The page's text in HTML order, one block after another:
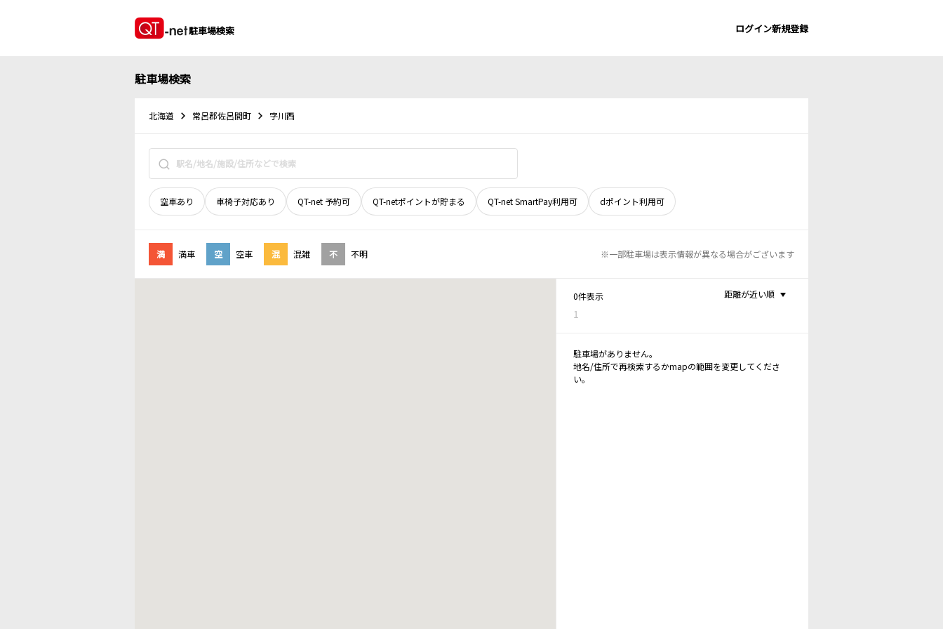
駐車場検索 ログイン新規登録
駐車場検索
北海道 常呂郡佐呂間町 字川西
空車あり 車椅子対応あり QT-net 予約可 QT-netポイントが貯まる QT-net SmartPay利用可 dポイント利用可
満 満車 空 空車 混 混雑 不 不明 ※一部駐車場は表示情報が異なる場合がございます
0件表示
1
距離が近い順
駐車場がありません。
地名/住所で再検索するかmapの範囲を変更してくださ
い。